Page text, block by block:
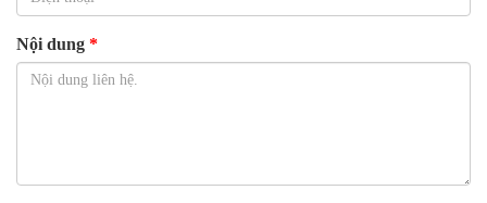
Nội dung